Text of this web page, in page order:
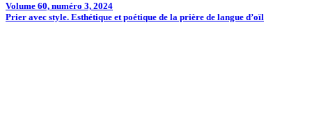
Volume 60, numéro 3, 2024
Prier avec style. Esthétique et poétique de la prière de langue d’oïl